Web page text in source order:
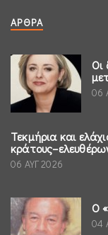
ΆΡΘΡΑ
Οι
06
Τεκμήρια και
06 ΑΥΓ 2026
Ο
04